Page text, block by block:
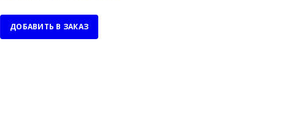
ДОБАВИТЬ В ЗАКАЗ